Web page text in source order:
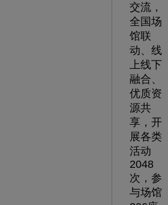
交流，
全国场
馆联
动、线
上线下
融合、
优质资
源共
享，开
展各类
活动
2048
次，参
与场馆